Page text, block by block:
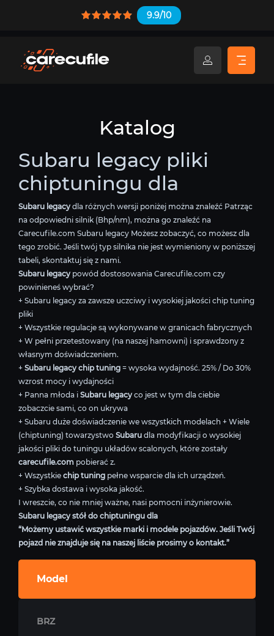
9.9/10
Katalog
Subaru legacy pliki
chiptuningu dla
Subaru legacydla różnych wersji poniżej można znaleźć Patrząc
na odpowiedni silnik (Bhp/nm), można go znaleźć na
Carecufile.com Subaru legacy Możesz zobaczyć, co możesz dla
tego zrobić. Jeśli twój typ silnika nie jest wymieniony w poniższej
tabeli, skontaktuj się z nami.
Subaru legacypowód dostosowania Carecufile.com czy
powinieneś wybrać?
+ Subaru legacy za zawsze uczciwy i wysokiej jakości chip tuning
pliki
+ Wszystkie regulacje są wykonywane w granicach fabrycznych
+ W pełni przetestowany (na naszej hamowni) i sprawdzony z
własnym doświadczeniem.
+ Subaru legacy chip tuning = wysoka wydajność. 25% / Do 30%
wzrost mocy i wydajności
+ Panna młoda i Subaru legacyco jest w tym dla ciebie
zobaczcie sami, co on ukrywa
+ Subaru duże doświadczenie we wszystkich modelach + Wiele
(chiptuning) towarzystwo Subaru dla modyfikacji o wysokiej
jakości pliki do tuningu układów scalonych, które zostały
carecufile.com pobierać z.
+ Wszystkie chip tuning pełne wsparcie dla ich urządzeń.
+ Szybka dostawa i wysoka jakość.
I wreszcie, co nie mniej ważne, nasi pomocni inżynierowie.
Subaru legacy stół do chiptuningu dla
“Możemy ustawić wszystkie marki i modele pojazdów. Jeśli Twój
pojazd nie znajduje się na naszej liście prosimy o kontakt.”
Model
BRZ